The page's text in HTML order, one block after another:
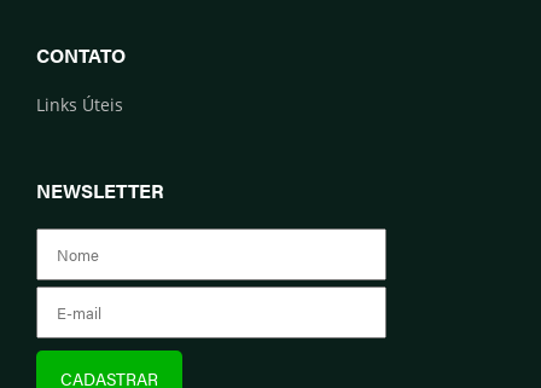
CONTATO
Links Úteis
NEWSLETTER